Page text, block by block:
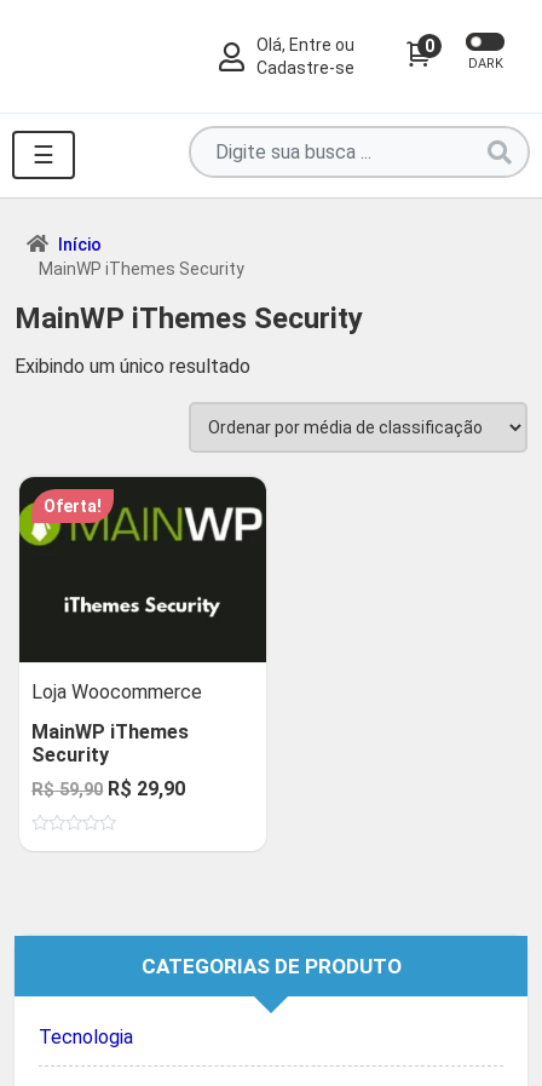
Olá, Entre ou
Cadastre-se
0
DARK
☰
Pesquise
por
produtos
...
Início
MainWP iThemes Security
MainWP iThemes Security
Exibindo um único resultado
Oferta!
Loja Woocommerce
MainWP iThemes
Security
R$59,90 O
preço
original
R$ 29,90O
atual
CATEGORIAS DE PRODUTO
Tecnologia